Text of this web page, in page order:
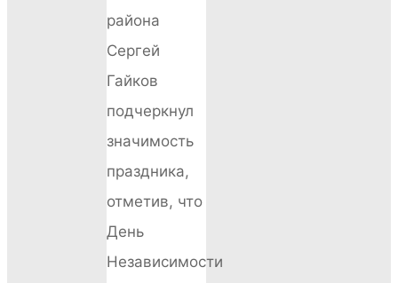
района
Сергей
Гайков
подчеркнул
значимость
праздника,
отметив, что
День
Независимости